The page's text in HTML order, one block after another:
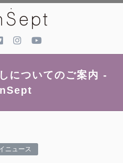
についてのご案内 -
ニュース